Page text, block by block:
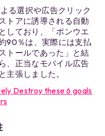
る選択や広告クリック
トアに誘導される自動
しており、「ポンウエ
90％は、実際には支払
トールであった」と結
、正当なモバイル広告
主張しました。
Destroy these 6 goals